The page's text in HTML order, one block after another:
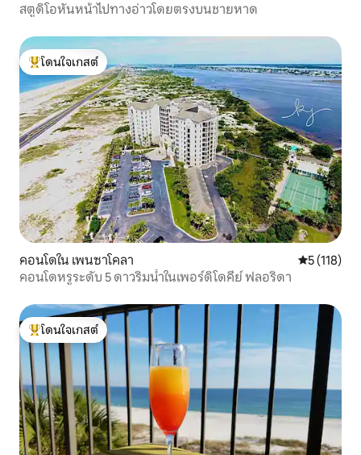
สตูดิโอหันหน้าไปทางอ่าวโดยตรงบนชายหาด
โดนใจเกสต์ที่สุด
โดนใจเกสต์
คอนโดใน เพนซาโคลา คะแนนเฉลี่
5 (118)
คอนโดหรูระดับ 5 ดาวริมน้ำในเพอร์ดิโดคีย์ ฟลอริดา
โดนใจเกสต์ที่สุด
โดนใจเกสต์